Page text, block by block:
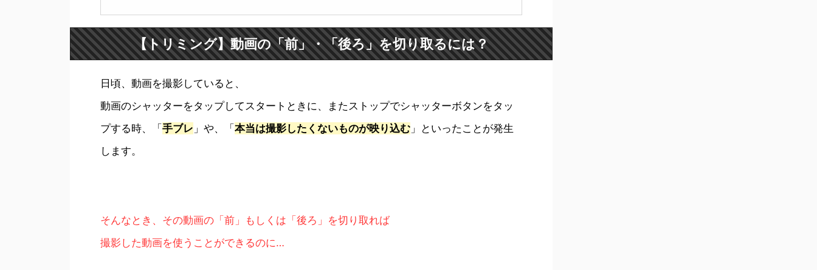
【トリミング】動画の「前」・「後ろ」を切り取るには？
日頃、動画を撮影していると、
動画のシャッターをタップしてスタートときに、またストップでシャッターボタンをタッ
プする時、「手ブレ 」や、「本当は撮影したくないものが映り込む 」といったことが発生
します。
そんなとき、その動画の「前」もしくは「後ろ」を切り取れば
撮影した動画を使うことができるのに…